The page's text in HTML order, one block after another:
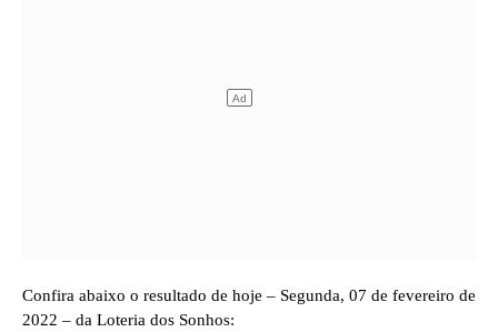
Confira abaixo o resultado de hoje – Segunda, 07 de fevereiro de
2022 – da Loteria dos Sonhos: